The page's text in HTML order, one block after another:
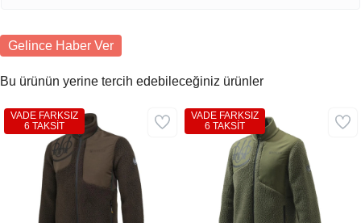
Gelince Haber Ver
Bu ürünün yerine tercih edebileceğiniz ürünler
VADE FARKSIZ
6 TAKSİT
VADE FARKSIZ
6 TAKSİT